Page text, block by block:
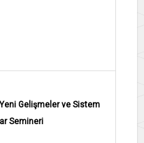
Gelişmeler ve Sistem
Semineri